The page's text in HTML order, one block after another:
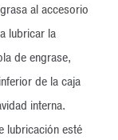
al accesorio
lubricar la
de engrase,
de la caja
interna.
lubricación esté